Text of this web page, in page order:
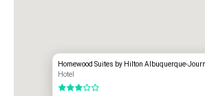
Homewood Suites by Hilton Albuquerque-
Hotel
3 van 5